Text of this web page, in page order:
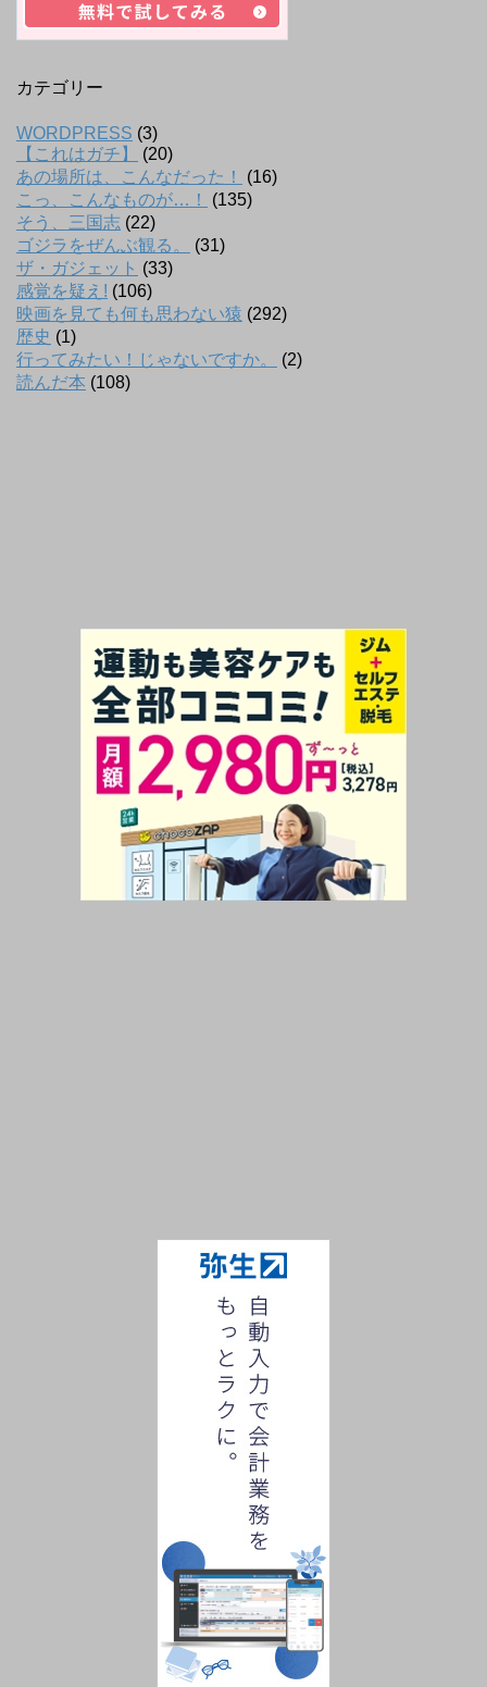
カテゴリー
WORDPRESS (3)
【これはガチ】
(20)
あの場所は、こんなだった！
(16)
こっ、こんなものが…！
(135)
そう、三国志 (22)
ゴジラをぜんぶ観る。
(31)
ザ・ガジェット (33)
感覚を疑え! (106)
映画を見ても何も思わない猿 (292)
歴史 (1)
行ってみたい！じゃないですか。
(2)
読んだ本 (108)